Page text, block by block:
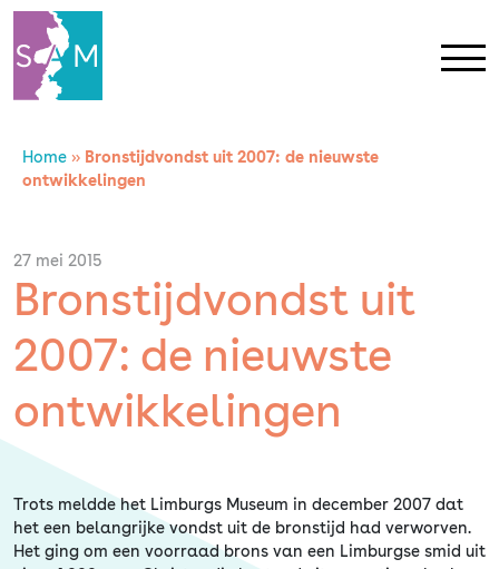
Home
Contact
SAM Limburg
Actueel
Erfgoed
Home » Bronstijdvondst uit 2007: de nieuwste
ontwikkelingen
27 mei 2015
Bronstijdvondst uit
2007: de nieuwste
ontwikkelingen
Trots meldde het Limburgs Museum in december 2007 dat
het een belangrijke vondst uit de bronstijd had verworven.
Het ging om een voorraad brons van een Limburgse smid uit